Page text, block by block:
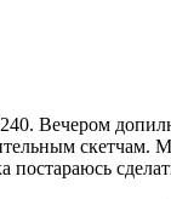
Вечером
скетчам.